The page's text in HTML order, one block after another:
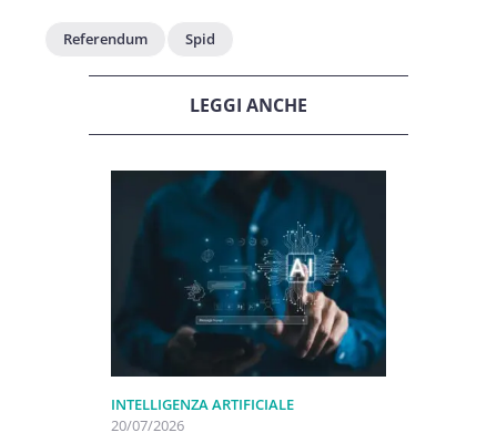
Referendum Spid
LEGGI ANCHE
INTELLIGENZA ARTIFICIALE
20/07/2026